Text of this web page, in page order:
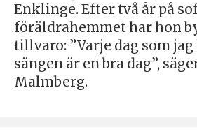
Enklinge. Efter två år på
föräldrahemmet har hon
tillvaro: ”Varje dag som
sängen är en bra dag”,
Malmberg.